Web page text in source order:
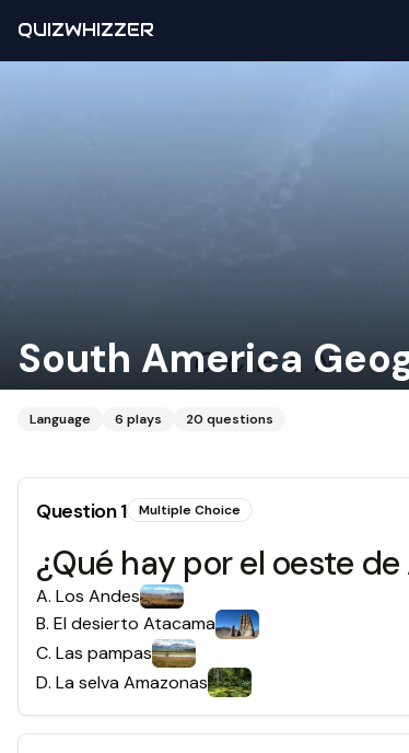
QUIZWHIZZER
South America
Language 6 plays 20 questions
Question1 Multiple Choice
¿Qué hay por el oeste
A. Los Andes
B. El desierto Atacama
C. Las pampas
D. La selva Amazonas